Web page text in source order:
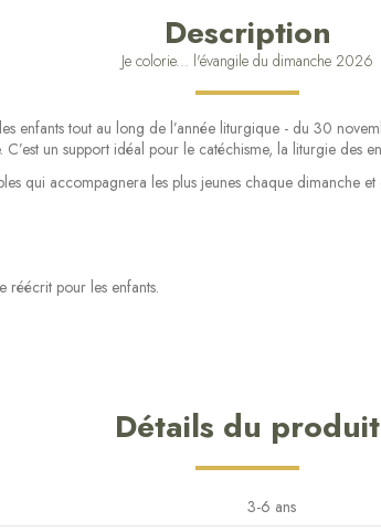
Description
Je colorie... l'évangile du dimanche 2026
enfants tout au long de l’année liturgique - du 30
un support idéal pour le catéchisme, la liturgie des
qui accompagnera les plus jeunes chaque
réécrit pour les enfants.
Détails du produit
3-6 ans